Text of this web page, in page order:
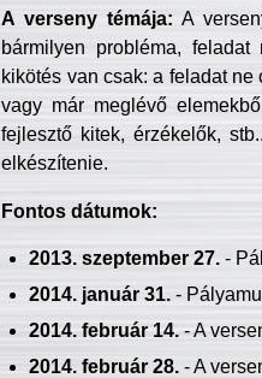
A verseny témája: A
bármilyen probléma, feladat
kikötés van csak: a feladat
vagy már meglévő
fejlesztő kitek, érzékelők,
elkészítenie.
Fontos dátumok:
2013. szeptember 27.-
2014. január 31.-
2014. február 14.- A
2014. február 28.- A